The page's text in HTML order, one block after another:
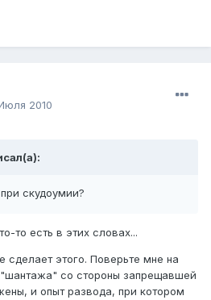
2010
скудоумии?
то есть в этих словах...
сделает этого. Поверьте мне на
со стороны запрещавшей
и опыт развода, при котором